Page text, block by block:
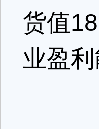
货值
业盈